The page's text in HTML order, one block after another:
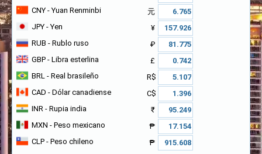
CNY - Yuan Renminbi
元
JPY - Yen
¥
RUB - Rublo ruso
₽
GBP - Libra esterlina
£
BRL - Real brasileño
R$
CAD - Dólar canadiense
C$
INR - Rupia india
₹
MXN - Peso mexicano
₱
CLP - Peso chileno ₱